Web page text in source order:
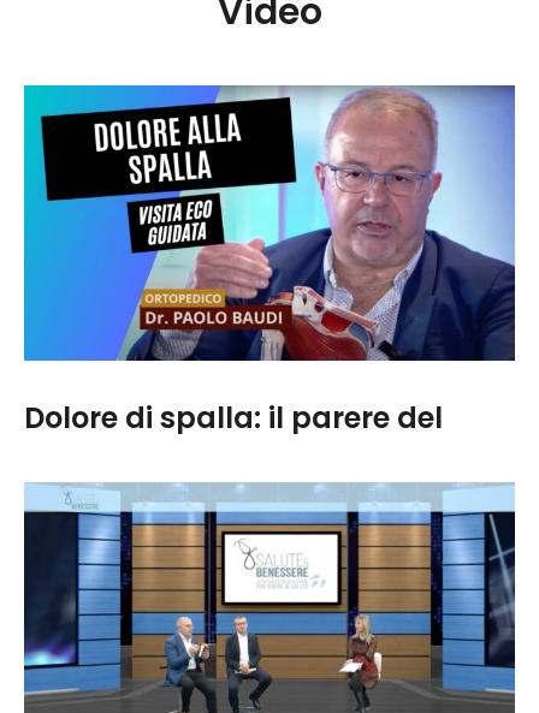
Video
Dolore di spalla: il parere del
In un’intervista a DossierSalute.com, il Dott. Baudi
ha discusso di un tema molto diffuso: il dolore di
spalla. Durante il suo intervento, ha spiegato le
principali cause, i sintomi e le possibili terapie per
affrontare questa problematica. L’intervista
completa è disponibile su YouTube.